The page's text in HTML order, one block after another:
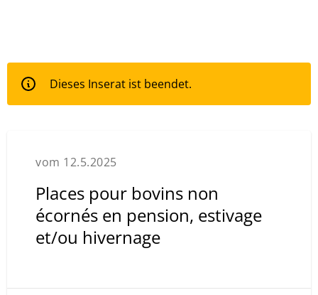
Dieses Inserat ist beendet.
vom 12.5.2025
Places pour bovins non
écornés en pension, estivage
et/ou hivernage